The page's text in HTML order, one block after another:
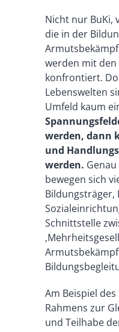
Nicht nur BuKi,
die in der
werden mit den
konfrontiert.
Lebenswelten
Umfeld kaum
werden, dann
und
werden.
bewegen sich
Bildungsträger,
Schnittstelle
Am Beispiel
Rahmens zur
und Teilhabe